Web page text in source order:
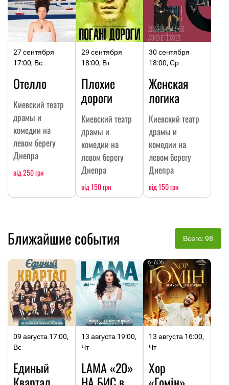
27 сентября
17:00, Вс
Отелло
Киевский театр
драмы и
комедии на
левом берегу
Днепра
від 250 грн
29 сентября
18:00, Вт
Плохие
дороги
Киевский театр
драмы и
комедии на
левом берегу
Днепра
від 150 грн
30 сентября
18:00, Ср
Женская
логика
Киевский театр
драмы и
комедии на
левом берегу
Днепра
від 150 грн
Ближайшие события Всего: 98
09 августа 17:00,
Вс
Единый
13 августа 19:00,
Чт
LAMA «20»
13 августа 16:00,
Чт
Хор